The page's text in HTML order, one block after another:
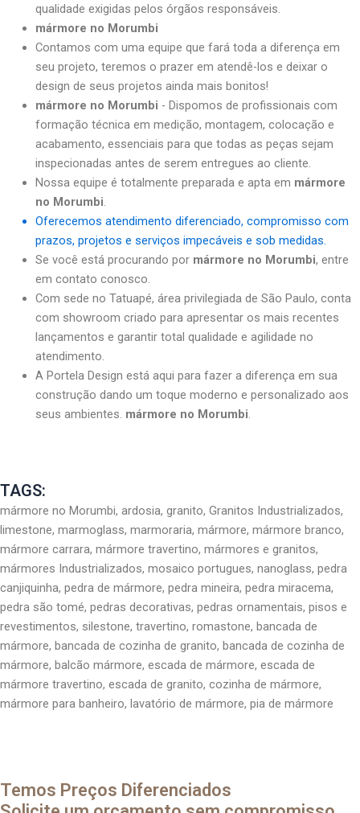
qualidade exigidas pelos órgãos responsáveis.
mármore no Morumbi
Contamos com uma equipe que fará toda a diferença em
seu projeto, teremos o prazer em atendê-los e deixar o
design de seus projetos ainda mais bonitos!
mármore no Morumbi - Dispomos de profissionais com
formação técnica em medição, montagem, colocação e
acabamento, essenciais para que todas as peças sejam
inspecionadas antes de serem entregues ao cliente.
Nossa equipe é totalmente preparada e apta em mármore
no Morumbi.
Oferecemos atendimento diferenciado, compromisso com
prazos, projetos e serviços impecáveis e sob medidas.
Se você está procurando por mármore no Morumbi, entre
em contato conosco.
Com sede no Tatuapé, área privilegiada de São Paulo, conta
com showroom criado para apresentar os mais recentes
lançamentos e garantir total qualidade e agilidade no
atendimento.
A Portela Design está aqui para fazer a diferença em sua
construção dando um toque moderno e personalizado aos
seus ambientes. mármore no Morumbi.
TAGS:
mármore no Morumbi, ardosia, granito, Granitos Industrializados,
limestone, marmoglass, marmoraria, mármore, mármore branco,
mármore carrara, mármore travertino, mármores e granitos,
mármores Industrializados, mosaico portugues, nanoglass, pedra
canjiquinha, pedra de mármore, pedra mineira, pedra miracema,
pedra são tomé, pedras decorativas, pedras ornamentais, pisos e
revestimentos, silestone, travertino, romastone, bancada de
mármore, bancada de cozinha de granito, bancada de cozinha de
mármore, balcão mármore, escada de mármore, escada de
mármore travertino, escada de granito, cozinha de mármore,
mármore para banheiro, lavatório de mármore, pia de mármore
Temos Preços Diferenciados